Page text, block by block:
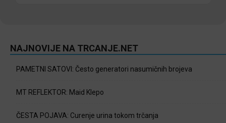
NAJNOVIJE NA TRCANJE.NET
PAMETNI SATOVI: Često generatori nasumičnih brojeva
MT REFLEKTOR: Maid Klepo
ČESTA POJAVA: Curenje urina tokom trčanja